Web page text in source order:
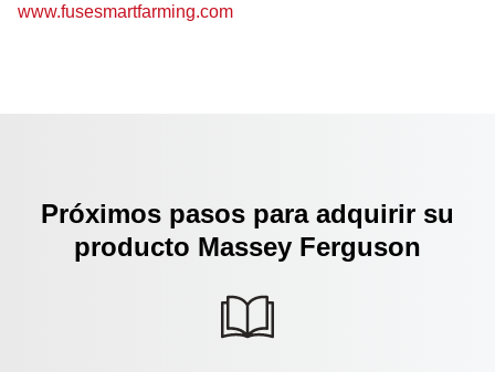
www.fusesmartfarming.com
Próximos pasos para adquirir su
producto Massey Ferguson